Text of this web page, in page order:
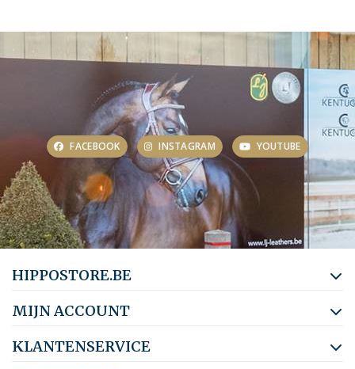
FACEBOOK INSTAGRAM YOUTUBE
HIPPOSTORE.BE
MIJN ACCOUNT
KLANTENSERVICE